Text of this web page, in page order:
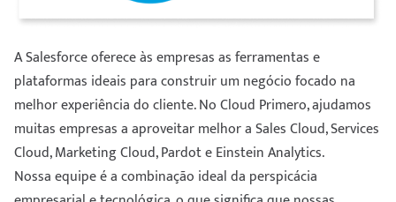
A Salesforce oferece às empresas as ferramentas e
plataformas ideais para construir um negócio focado na
melhor experiência do cliente. No Cloud Primero, ajudamos
muitas empresas a aproveitar melhor a Sales Cloud, Services
Cloud, Marketing Cloud, Pardot e Einstein Analytics.
Nossa equipe é a combinação ideal da perspicácia